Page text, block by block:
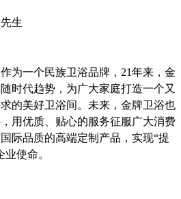
生
为一个民族卫浴品牌， 21年来，金
时代趋势，为广大家庭打造一个又
的美好卫浴间。未来，金牌卫浴也
用优质、贴心的服务征服广大消费
际品质的高端定制产品，实现“提
使命。